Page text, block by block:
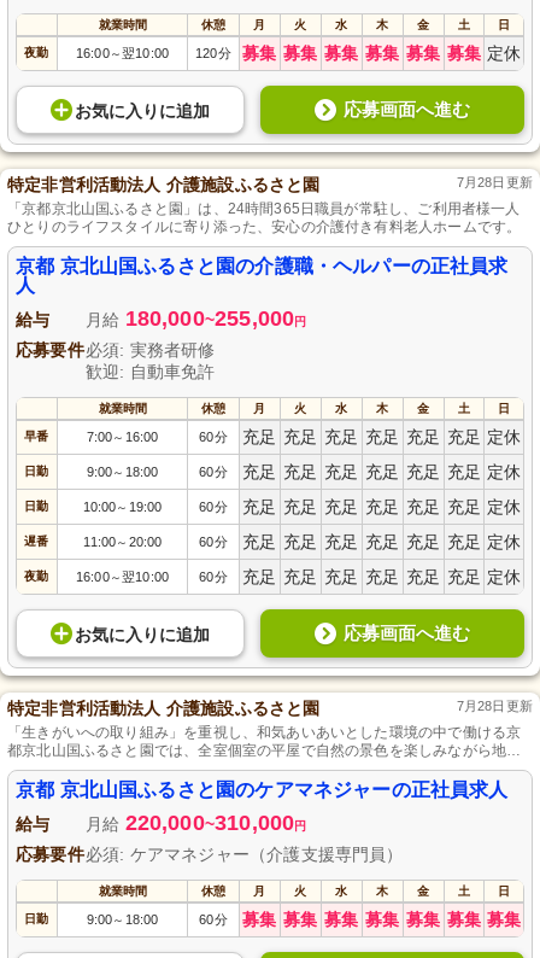
就業時間 休憩 月 火 水 木 金 土 日
夜勤 16:00～翌10:00 120分 募集 募集 募集 募集 募集 募集 定休
お気に入り に追加 応募画面へ進む
特定非営利活動法人 介護施設ふるさと園 7月28日更新
「京都京北山国ふるさと園」は、24時間365日職員が常駐し、ご利用者様一人
ひとりのライフスタイルに寄り添った、安心の介護付き有料老人ホームです。
京都 京北山国ふるさと園の介護職・ヘルパーの正社員求
人
給与 月給 180,000~255,000円
応募要件必須: 実務者研修
歓迎: 自動車免許
就業時間 休憩 月 火 水 木 金 土 日
早番 7:00～ 16:00 60分 充足 充足 充足 充足 充足 充足 定休
日勤 9:00～ 18:00 60分 充足 充足 充足 充足 充足 充足 定休
日勤 10:00～ 19:00 60分 充足 充足 充足 充足 充足 充足 定休
遅番 11:00～ 20:00 60分 充足 充足 充足 充足 充足 充足 定休
夜勤 16:00～翌10:00 60分 充足 充足 充足 充足 充足 充足 定休
お気に入り に追加 応募画面へ進む
特定非営利活動法人 介護施設ふるさと園 7月28日更新
「生きがいへの取り組み」を重視し、和気あいあいとした環境の中で働ける京
都京北山国ふるさと園では、全室個室の平屋で自然の景色を楽しみながら地元
食材の食事や日替わりのレクリエーションを提供しています。
京都 京北山国ふるさと園のケアマネジャーの正社員求人
給与 月給 220,000~310,000円
応募要件必須: ケアマネジャー（介護支援専門員）
就業時間 休憩 月 火 水 木 金 土 日
日勤 9:00～ 18:00 60分 募集 募集 募集 募集 募集 募集 募集